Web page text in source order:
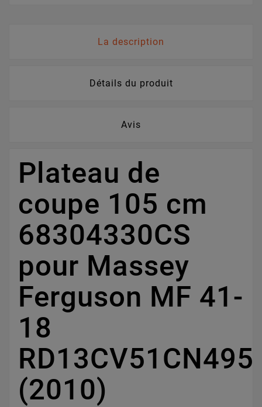
La description
Détails du produit
Avis
Plateau de
coupe 105 cm
68304330CS
pour Massey
Ferguson MF 41-
18
RD13CV51CN495
(2010)